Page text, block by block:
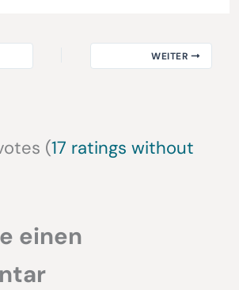
WEITER
(17 ratings without
einen